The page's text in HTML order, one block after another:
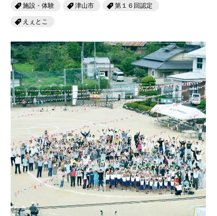
施設・体験 津山市 第１６回認定
えぇとこ